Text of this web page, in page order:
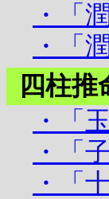
・「
・「
四柱
・「
・「
・「